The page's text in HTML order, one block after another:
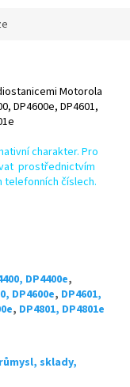
Motorola
DP4600e, DP4601,
charakter. Pro
prostřednictvím
telefonních číslech.
DP4400e,
DP4600e, DP4601,
, DP4801, DP4801e
sklady,